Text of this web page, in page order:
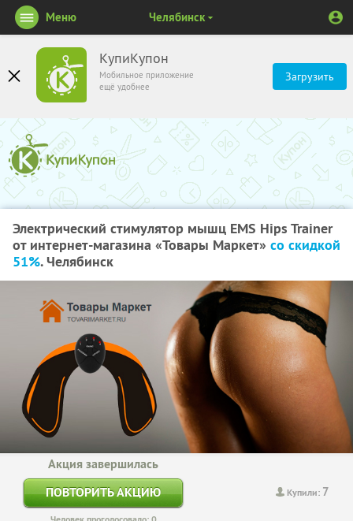
КупиКупон
Мобильное приложение
ещё удобнее
Загрузить
Меню Челябинск
Электрический стимулятор мышц EMS Hips Trainer
от интернет-магазина «Товары Маркет» со скидкой
51%. Челябинск
Купили: 7
Акция завершилась
ПОВТОРИТЬ АКЦИЮ